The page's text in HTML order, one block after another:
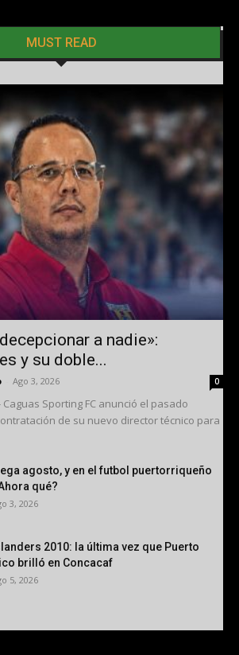
MUST READ
a nadie»:
y su doble...
Ago 3, 2026 0
Sporting FC anunció el pasado
de su nuevo director técnico para
agosto, y en el futbol puertorriqueño
qué?
3, 2026
2010: la última vez que Puerto
brilló en Concacaf
5, 2026